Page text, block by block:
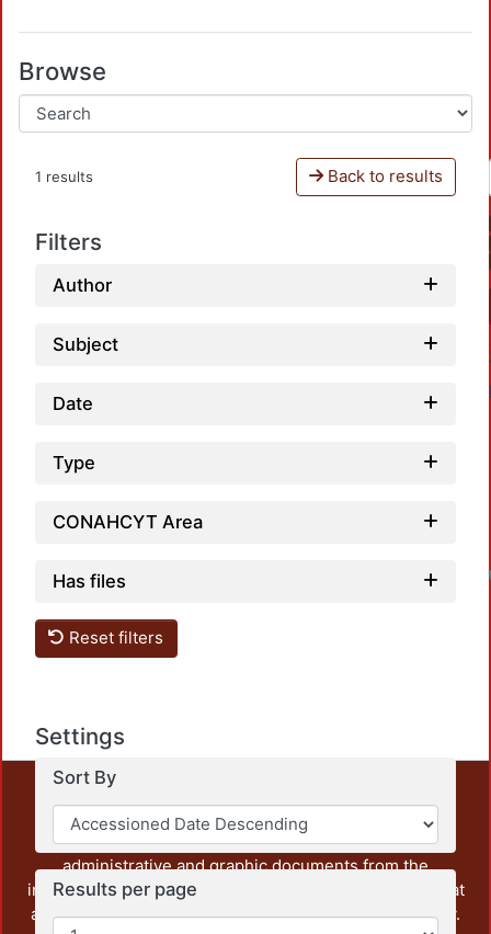
Browse
1 results Back to results
Filters
Author
Subject
Date
Type
CONAHCYT Area
Has files
Reset filters
Settings
Sort By
Results per page
This repository preserves and disseminates, in
unrestricted open access, the teaching and research
output of UAM Azcapotzalco. It also includes some
administrative and graphic documents from the
institution, as well as content from other institutions that
are openly accessible and of interest to our community.